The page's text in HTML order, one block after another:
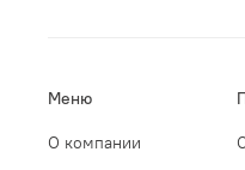
Меню
О компании